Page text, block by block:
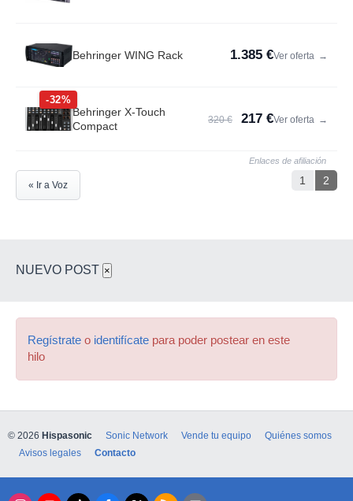
Behringer WING Rack 1.385 €Ver oferta →
-32%
Behringer X-Touch
Compact
320 € 217 €Ver oferta →
Enlaces de afiliación
1 2
« Ir a Voz
NUEVO POST ×
Regístrate o identifícate para poder postear en este
hilo
© 2026 Hispasonic Sonic Network Vende tu equipo
Quiénes somos
Avisos legales
Contacto